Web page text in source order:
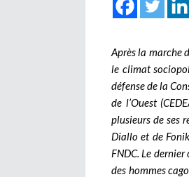
Après la marche
le climat
défense de la
de l’Ouest
plusieurs de ses
Diallo et de
FNDC. Le
des hommes